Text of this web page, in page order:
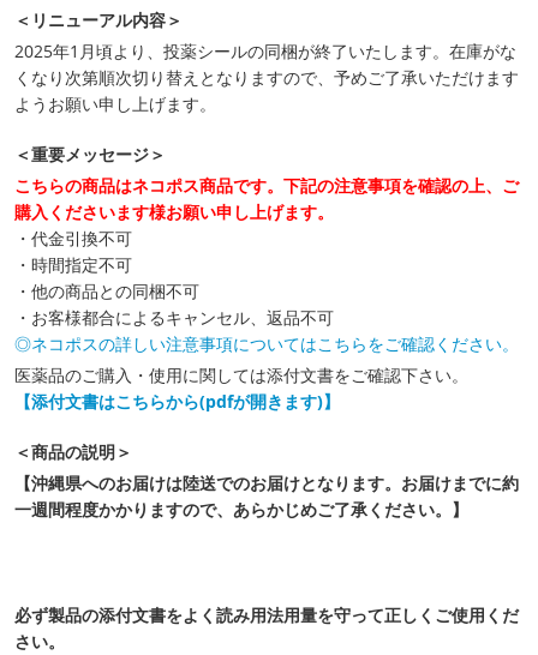
＜リニューアル内容＞
2025年1月頃より、投薬シールの同梱が終了いたします。在庫がな
くなり次第順次切り替えとなりますので、予めご了承いただけます
ようお願い申し上げます。
＜重要メッセージ＞
こちらの商品はネコポス商品です。下記の注意事項を確認の上、ご
購入くださいます様お願い申し上げます。
・代金引換不可
・時間指定不可
・他の商品との同梱不可
・お客様都合によるキャンセル、返品不可
◎ネコポスの詳しい注意事項についてはこちらをご確認ください。
医薬品のご購入・使用に関しては添付文書をご確認下さい。
【添付文書はこちらから(pdfが開きます)】
＜商品の説明＞
【沖縄県へのお届けは陸送でのお届けとなります。お届けまでに約
一週間程度かかりますので、あらかじめご了承ください。】
必ず製品の添付文書をよく読み用法用量を守って正しくご使用くだ
さい。